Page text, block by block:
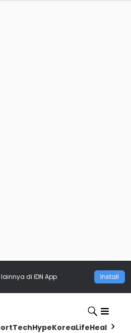
lainnya di IDN App Install
TechHypeKoreaLifeHealth